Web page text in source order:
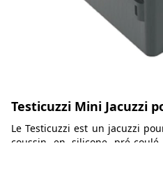
Testicuzzi Mini Jacuzzi
Le Testicuzzi est un jacuzzi
coussin en silicone pré-